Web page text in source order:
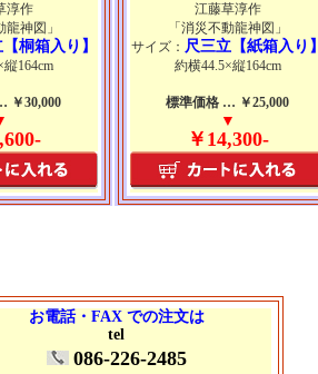
淳作
龍神図」
桐箱入り】
164cm
￥30,000
江藤草淳作
「消災不動龍神図」
サイズ： 尺三立【紙箱入り】
約横44.5×縦164cm
標準価格 … ￥25,000
▼
￥14,300-
お電話・FAX での注文は
tel
086-226-2485